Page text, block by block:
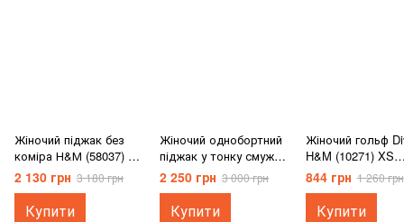
Жіночий піджак без
коміра Н&М (58037) XS
Чорний
2 130 грн 3 180 грн
Купити
Жіночий однобортний
піджак у тонку смужку
Н&М (58811) XS Сірий
2 250 грн 3 000 грн
Купити
Жіночий гольф
H&M (10271) XS
Жовтий
844 грн 1 260 грн
Купити